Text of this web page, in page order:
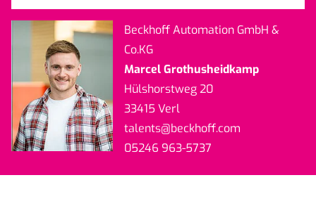
Beckhoff Automation GmbH &
Co.KG
Marcel Grothusheidkamp
Hülshorstweg 20
33415 Verl
talents@beckhoff.com
05246 963-5737